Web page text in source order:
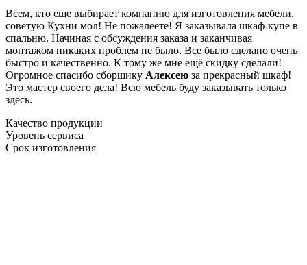
Всем, кто еще выбирает компанию для изготовления мебели,
советую Кухни мол! Не пожалеете! Я заказывала шкаф-купе в
спальню. Начиная с обсуждения заказа и заканчивая
монтажом никаких проблем не было. Все было сделано очень
быстро и качественно. К тому же мне ещё скидку сделали!
Огромное спасибо сборщику Алексею за прекрасный шкаф!
Это мастер своего дела! Всю мебель буду заказывать только
здесь.
Качество продукции
Уровень сервиса
Срок изготовления